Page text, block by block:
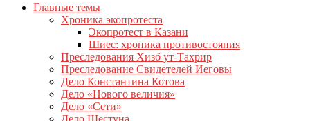
Главные темы
Хроника экопротеста
Экопротест в Казани
Шиес: хроника противостояния
Преследования Хизб ут-Тахрир
Преследование Свидетелей Иеговы
Дело Константина Котова
Дело «Нового величия»
Дело «Сети»
Дело Шестуна